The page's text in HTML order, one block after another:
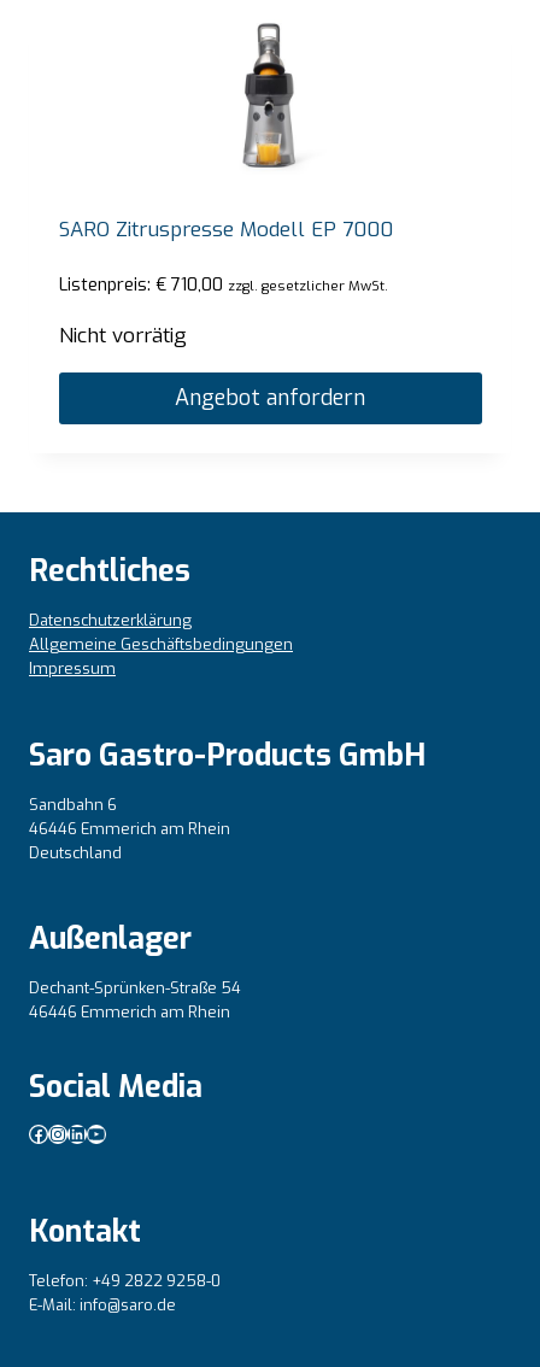
SARO Zitruspresse Modell EP 7000
Listenpreis: €710,00 zzgl. gesetzlicher MwSt.
Nicht vorrätig
Angebot anfordern
Rechtliches
Datenschutzerklärung
Allgemeine Geschäftsbedingungen
Impressum
Saro Gastro-Products GmbH
Sandbahn 6
46446 Emmerich am Rhein
Deutschland
Außenlager
Dechant-Sprünken-Straße 54
46446 Emmerich am Rhein
Social Media
Facebook
Instagram
LinkedIn
YouTube
Kontakt
Telefon: +49 2822 9258-0
E-Mail: info@saro.de